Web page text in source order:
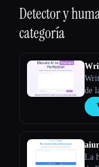
Detector y
categoría
de
La